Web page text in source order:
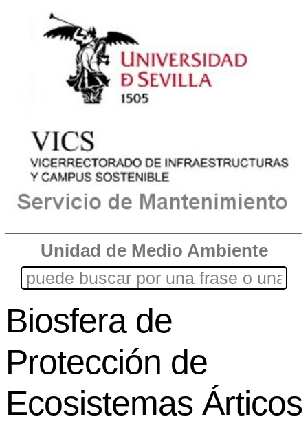
Unidad de Medio Ambiente
Biosfera de
Protección de
Ecosistemas Árticos